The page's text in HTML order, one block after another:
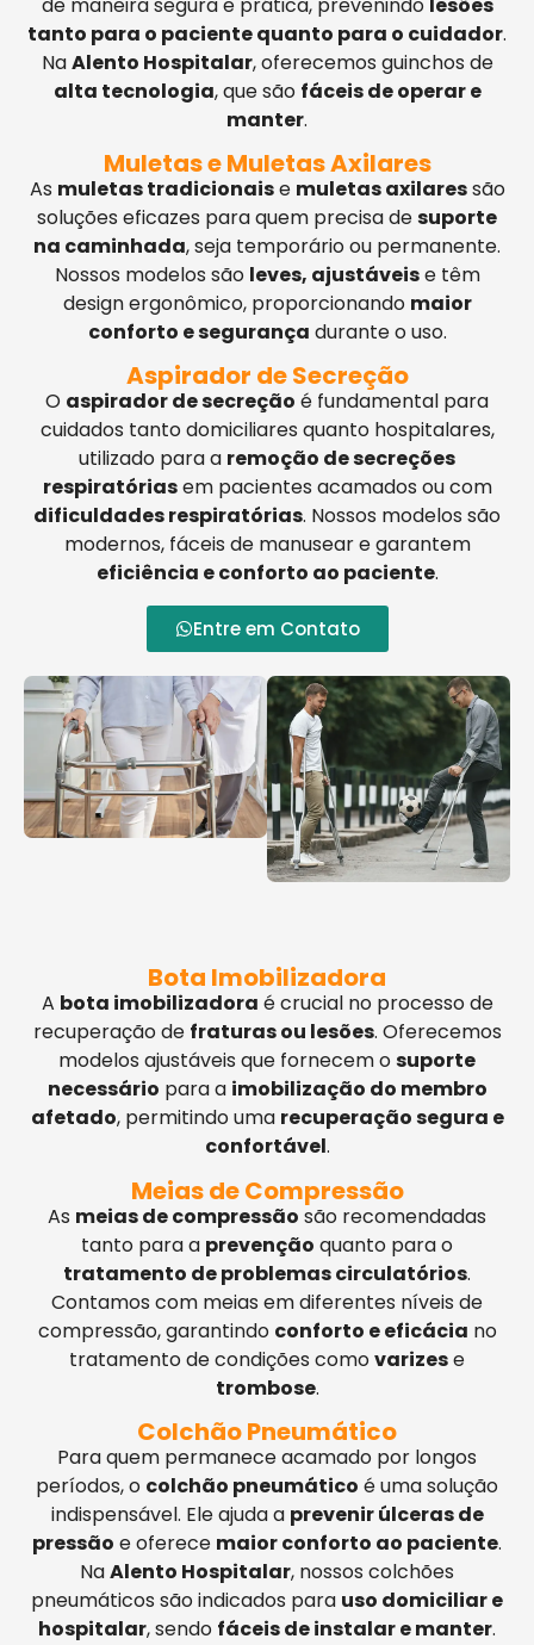
tanto para o paciente quanto para o cuidador.
NaAlento Hospitalar, oferecemos guinchos de
alta tecnologia, que são fáceis de operar e
manter.
Muletas e Muletas Axilares
As muletas tradicionaise muletas axilaressão
soluções eficazes para quem precisa desuporte
na caminhada, seja temporário ou permanente.
Nossos modelos são leves, ajustáveise têm
design ergonômico, proporcionando maior
conforto e segurança durante o uso.
Aspirador de Secreção
O aspirador de secreção é fundamental para
cuidados tanto domiciliares quanto hospitalares,
utilizado para a remoção de secreções
respiratóriasem pacientes acamados ou com
dificuldades respiratórias. Nossos modelos são
modernos, fáceis de manusear e garantem
eficiência e conforto ao paciente.
Entre em Contato
Bota Imobilizadora
A bota imobilizadora é crucial no processo de
recuperação de fraturas ou lesões. Oferecemos
modelos ajustáveis que fornecem osuporte
necessário para a imobilização do membro
afetado, permitindo uma recuperação segura e
confortável.
Meias de Compressão
As meias de compressão são recomendadas
tanto para a prevenção quanto para o
tratamento de problemas circulatórios.
Contamos com meias em diferentes níveis de
compressão, garantindo conforto e eficácia no
tratamento de condições comovarizese
trombose.
Colchão Pneumático
Para quem permanece acamado por longos
períodos, o colchão pneumático é uma solução
indispensável. Ele ajuda a prevenir úlceras de
pressão e oferece maior conforto ao paciente.
NaAlento Hospitalar, nossos colchões
pneumáticos são indicados para uso domiciliar e
hospitalar, sendo fáceis de instalar e manter.